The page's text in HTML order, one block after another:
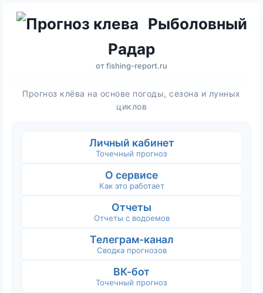
Рыболовный
Радар
отfishing-report.ru
Прогноз клёва на основе погоды, сезона и лунных
циклов
Личный кабинет
Точечный прогноз
О сервисе
Как это работает
Отчеты
Отчеты с водоемов
Телеграм-канал
Сводка прогнозов
ВК-бот
Точечный прогноз